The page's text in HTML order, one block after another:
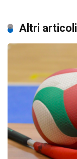
Altri articoli